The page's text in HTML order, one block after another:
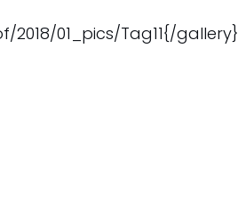
2018/01_pics/Tag11{/gallery}